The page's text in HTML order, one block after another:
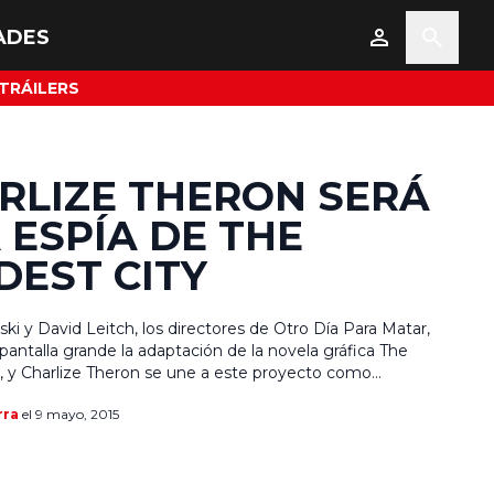
TRÁILERS
THERON SERÁ
ESPÍA DE THE
CITY
y David Leitch, los directores de Otro Día Para Matar,
grande la adaptación de la novela gráfica The
y Charlize Theron se une a este proyecto como
300, será el encargado de adaptar la […]
el 9 mayo, 2015